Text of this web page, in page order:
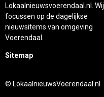
Lokaalnieuwsvoerendaal.nl. Wij
focussen op de dagelijkse
nieuwsitems van omgeving
Voerendaal.
Sitemap
© LokaalnieuwsVoerendaal.nl